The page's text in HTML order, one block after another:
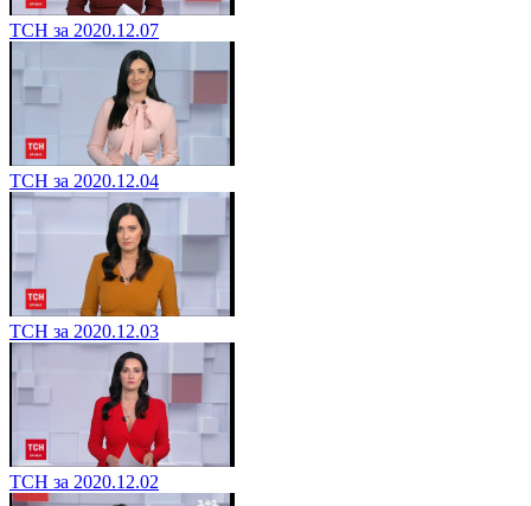
ТСН за 2020.12.07
ТСН за 2020.12.04
ТСН за 2020.12.03
ТСН за 2020.12.02